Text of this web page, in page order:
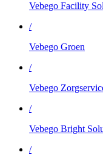
Vebego Facility
/
Vebego Groen
/
Vebego
/
Vebego Bright
/